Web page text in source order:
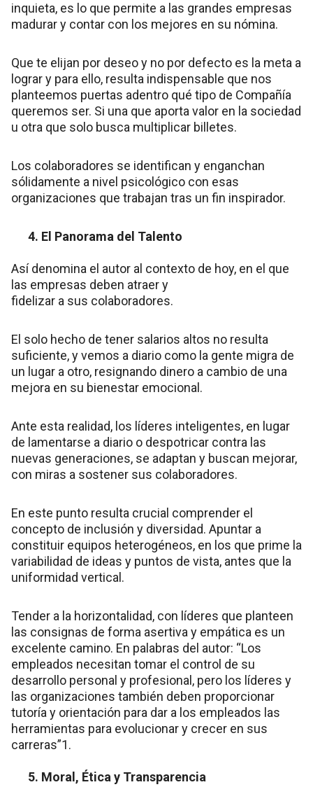
inquieta, es lo que permite a las grandes empresas
madurar y contar con los mejores en su nómina.
Que te elijan por deseo y no por defecto es la meta a
lograr y para ello, resulta indispensable que nos
planteemos puertas adentro qué tipo de Compañía
queremos ser. Si una que aporta valor en la sociedad
u otra que solo busca multiplicar billetes.
Los colaboradores se identifican y enganchan
sólidamente a nivel psicológico con esas
organizaciones que trabajan tras un fin inspirador.
4. El Panorama del Talento
Así denomina el autor al contexto de hoy, en el que
las empresas deben atraer y
fidelizar a sus colaboradores.
El solo hecho de tener salarios altos no resulta
suficiente, y vemos a diario como la gente migra de
un lugar a otro, resignando dinero a cambio de una
mejora en su bienestar emocional.
Ante esta realidad, los líderes inteligentes, en lugar
de lamentarse a diario o despotricar contra las
nuevas generaciones, se adaptan y buscan mejorar,
con miras a sostener sus colaboradores.
En este punto resulta crucial comprender el
concepto de inclusión y diversidad. Apuntar a
constituir equipos heterogéneos, en los que prime la
variabilidad de ideas y puntos de vista, antes que la
uniformidad vertical.
Tender a la horizontalidad, con líderes que planteen
las consignas de forma asertiva y empática es un
excelente camino. En palabras del autor: “Los
empleados necesitan tomar el control de su
desarrollo personal y profesional, pero los líderes y
las organizaciones también deben proporcionar
tutoría y orientación para dar a los empleados las
herramientas para evolucionar y crecer en sus
carreras”1.
5. Moral, Ética y Transparencia